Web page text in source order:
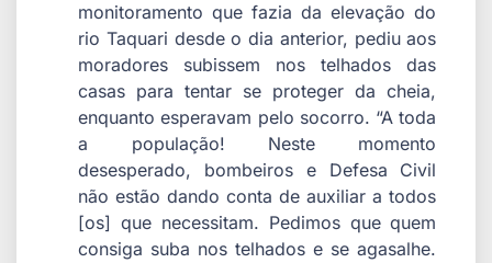
monitoramento que fazia da elevação do
rio Taquari desde o dia anterior, pediu aos
moradores subissem nos telhados das
casas para tentar se proteger da cheia,
enquanto esperavam pelo socorro. “A toda
a população! Neste momento
desesperado, bombeiros e Defesa Civil
não estão dando conta de auxiliar a todos
[os] que necessitam. Pedimos que quem
consiga suba nos telhados e se agasalhe.